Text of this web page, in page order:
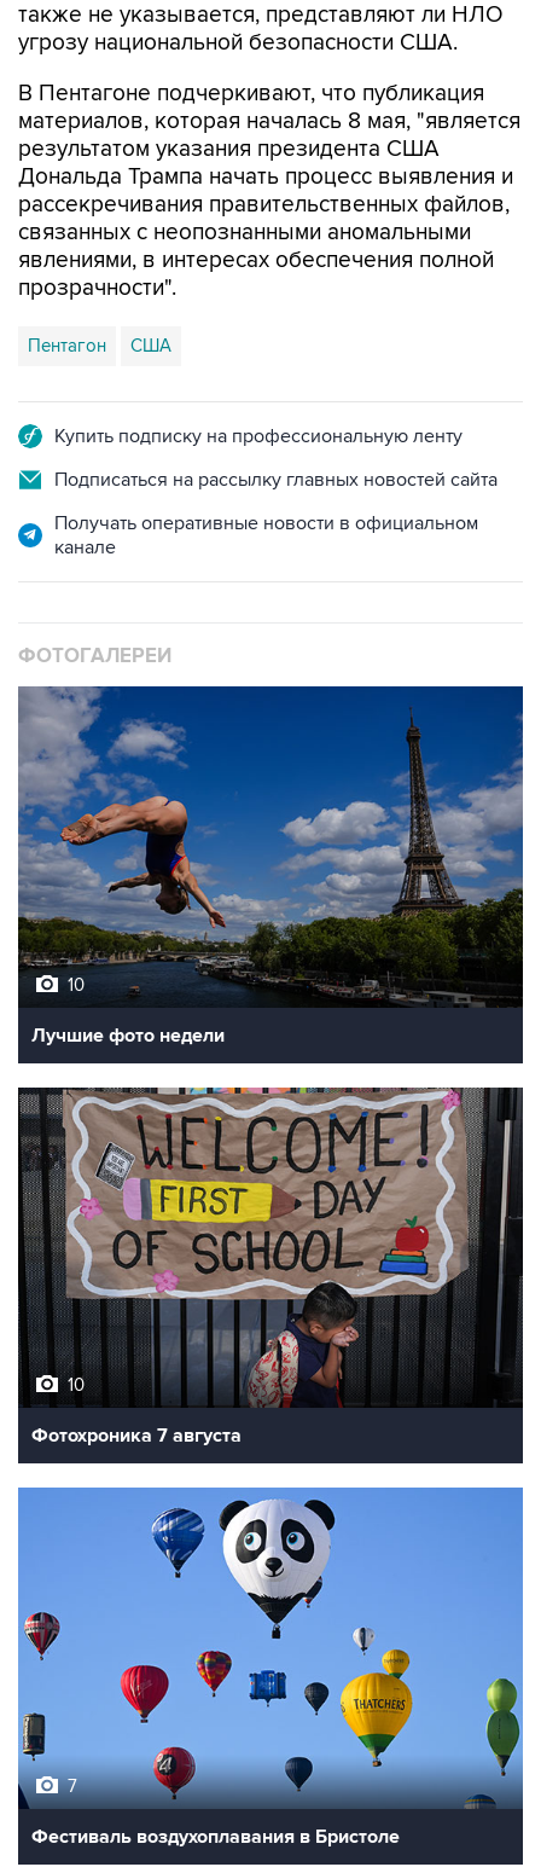
В Пентагоне подчеркивают, что публикация
результатом указания президента США
Дональда Трампа начать процесс выявления и
рассекречивания правительственных файлов,
связанных с неопознанными аномальными
явлениями, в интересах обеспечения полной
прозрачности".
Пентагон США
Подписаться на рассылку главных новостей сайта
Получать оперативные новости в официальном
10
Лучшие фото недели
10
Фотохроника 7 августа
Фестиваль воздухоплавания в Бристоле